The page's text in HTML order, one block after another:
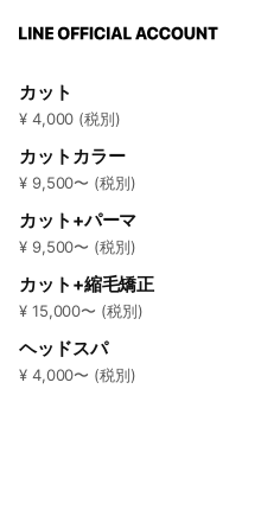
カット
¥ 4,000 (税別)
カットカラー
¥ 9,500〜 (税別)
カット+パーマ
¥ 9,500〜 (税別)
カット+縮毛矯正
¥ 15,000〜 (税別)
ヘッドスパ
¥ 4,000〜 (税別)